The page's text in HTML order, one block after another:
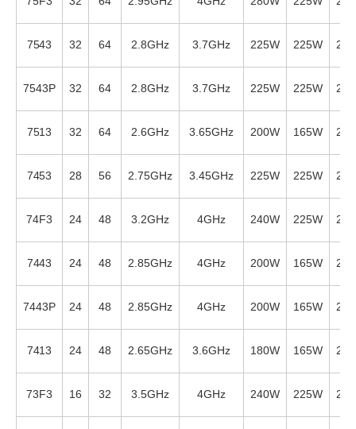
7543 32 64 2.8GHz 3.7GHz 225W 225W
7543P 32 64 2.8GHz 3.7GHz 225W 225W
7513 32 64 2.6GHz 3.65GHz 200W 165W
7453 28 56 2.75GHz 3.45GHz 225W 225W
74F3 24 48 3.2GHz 4GHz 240W 225W
7443 24 48 2.85GHz 4GHz 200W 165W
7443P 24 48 2.85GHz 4GHz 200W 165W
7413 24 48 2.65GHz 3.6GHz 180W 165W
73F3 16 32 3.5GHz 4GHz 240W 225W